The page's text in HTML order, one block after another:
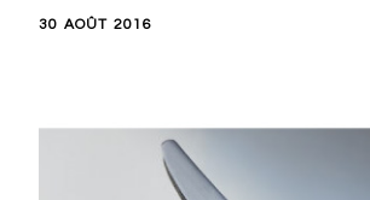
30 AOÛT 2016